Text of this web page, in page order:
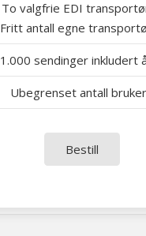
To valgfrie EDI
Fritt antall egne
1.000 sendinger inkludert
Ubegrenset antall
Bestill